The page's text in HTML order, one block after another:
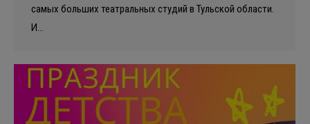
самых больших театральных студий в Тульской области.
И…